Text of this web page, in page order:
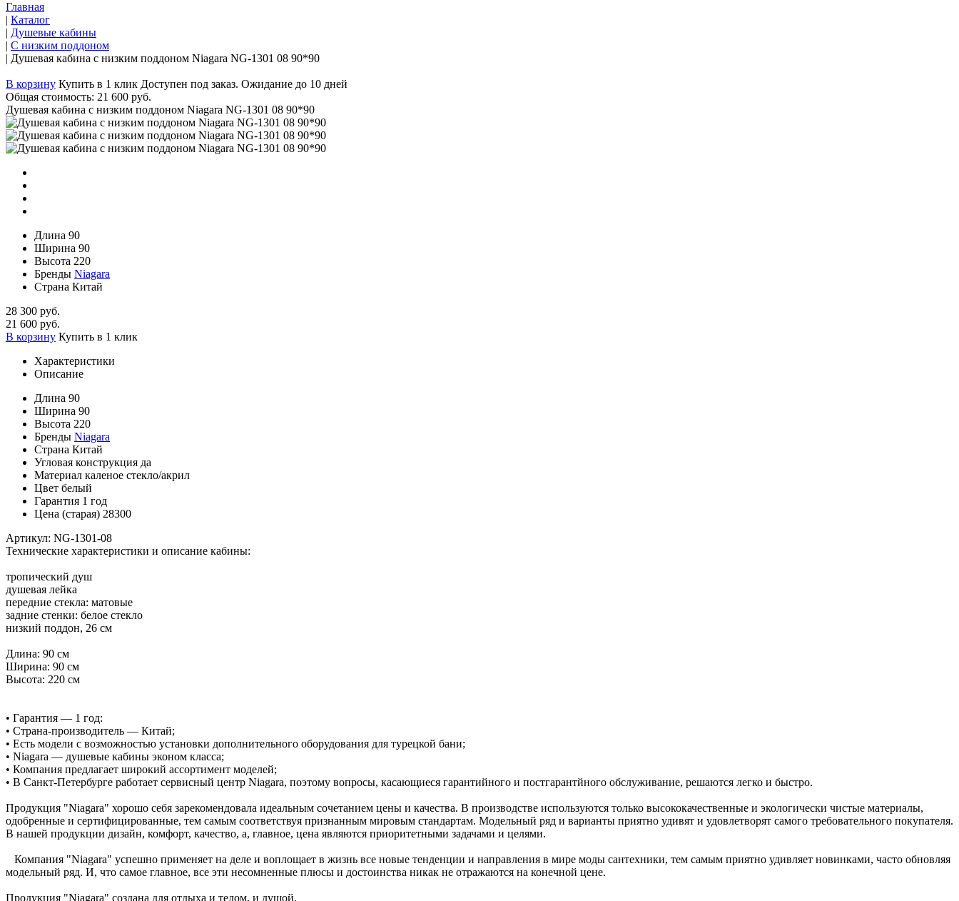
Главная
| Каталог
| Душевые кабины
| С низким поддоном
| Душевая кабина с низким поддоном Niagara NG-1301 08 90*90
В корзину Купить в 1 клик Доступен под заказ. Ожидание до 10 дней
Общая стоимость: 21 600 руб.
Душевая кабина с низким поддоном Niagara NG-1301 08 90*90
Длина 90
Ширина 90
Высота 220
Бренды Niagara
Страна Китай
28 300 руб.
21 600 руб.
В корзину Купить в 1 клик
Характеристики
Описание
Длина 90
Ширина 90
Высота 220
Бренды Niagara
Страна Китай
Угловая конструкция да
Материал каленое стекло/акрил
Цвет белый
Гарантия 1 год
Цена (старая) 28300
Артикул: NG-1301-08
Технические характеристики и описание кабины:
тропический душ
душевая лейка
передние стекла: матовые
задние стенки: белое стекло
низкий поддон, 26 см
Длина: 90 см
Ширина: 90 см
Высота: 220 см
• Гарантия — 1 год:
• Страна-производитель — Китай;
• Есть модели с возможностью установки дополнительного оборудования для турецкой бани;
• Niagara — душевые кабины эконом класса;
• Компания предлагает широкий ассортимент моделей;
• В Санкт-Петербурге работает сервисный центр Niagara, поэтому вопросы, касающиеся гарантийного и постгарантйного обслуживание, решаются легко и быстро.
Продукция "Niagara" хорошо себя зарекомендовала идеальным сочетанием цены и качества. В производстве используются только высококачественные и экологически чистые материалы,
одобренные и сертифицированные, тем самым соответствуя признанным мировым стандартам. Модельный ряд и варианты приятно удивят и удовлетворят самого требовательного покупателя.
В нашей продукции дизайн, комфорт, качество, а, главное, цена являются приоритетными задачами и целями.
Компания "Niagara" успешно применяет на деле и воплощает в жизнь все новые тенденции и направления в мире моды сантехники, тем самым приятно удивляет новинками, часто обновляя
модельный ряд. И, что самое главное, все эти несомненные плюсы и достоинства никак не отражаются на конечной цене.
Продукция "Niagara" создана для отдыха и телом, и душой.